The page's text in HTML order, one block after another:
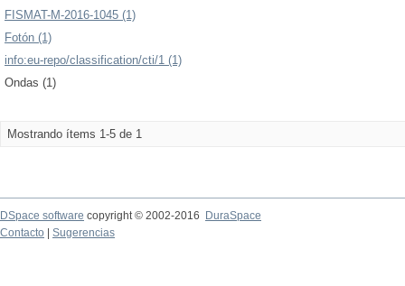
FISMAT-M-2016-1045 (1)
Fotón (1)
info:eu-repo/classification/cti/1 (1)
Ondas (1)
Mostrando ítems 1-5 de 1
DSpace software copyright © 2002-2016
DuraSpace
Contacto
Sugerencias